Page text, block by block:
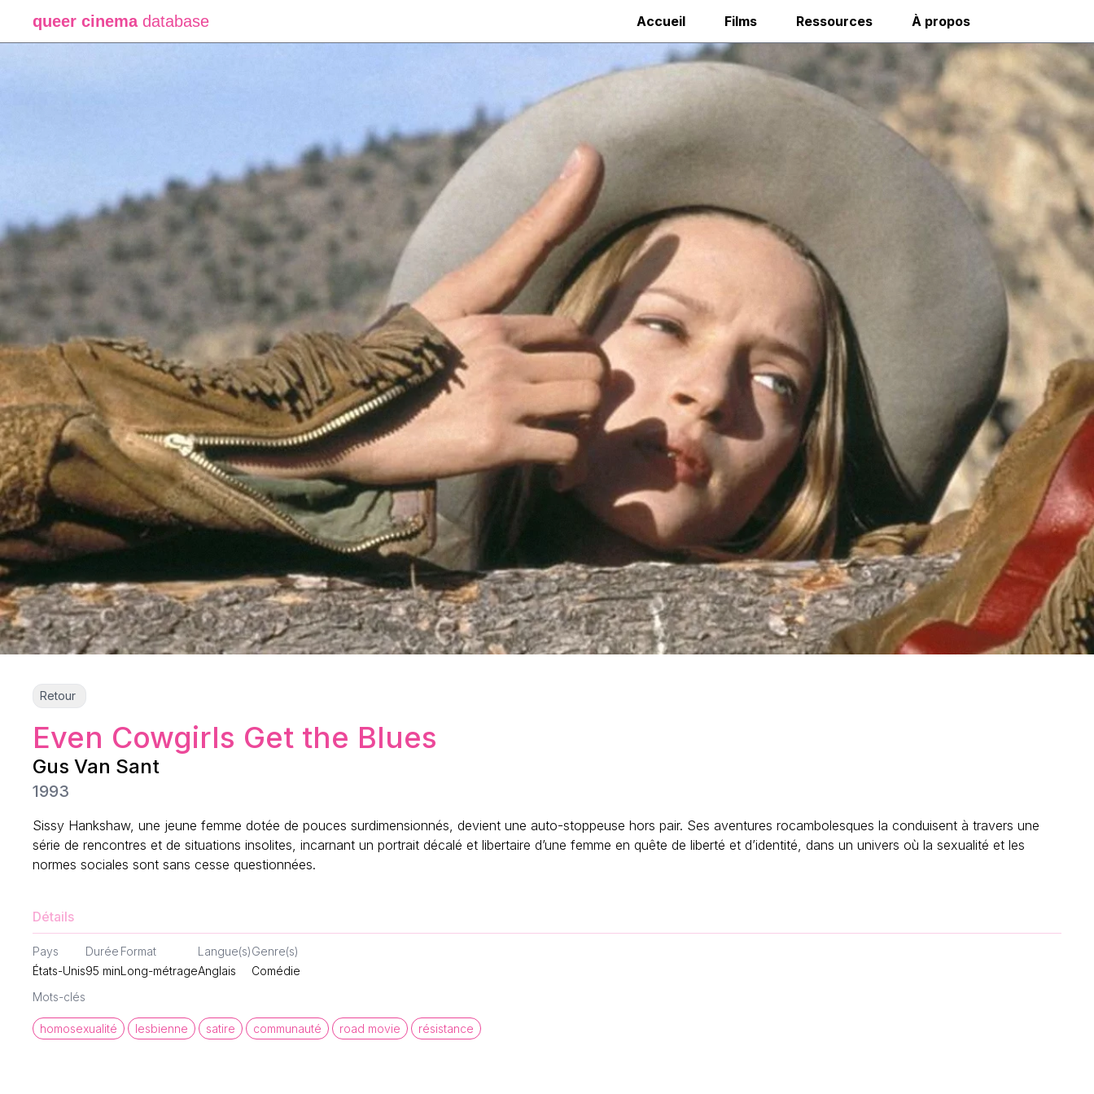
queer cinema database Accueil Films Ressources À propos
Retour
Even Cowgirls Get the Blues
Gus Van Sant
1993
Sissy Hankshaw, une jeune femme dotée de pouces surdimensionnés, devient une auto-stoppeuse hors pair. Ses aventures rocambolesques la conduisent à travers une
série de rencontres et de situations insolites, incarnant un portrait décalé et libertaire d’une femme en quête de liberté et d’identité, dans un univers où la sexualité et les
normes sociales sont sans cesse questionnées.
Détails
Pays
États-Unis
Durée
95 min
Format
Long-métrage
Langue(s)
Anglais
Genre(s)
Comédie
Mots-clés
homosexualité lesbienne satire communauté road movie résistance